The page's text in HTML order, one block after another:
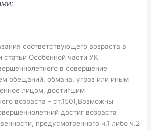
соответствующего возраста в
статьи Особенной части УК
в совершение
обещаний, обмана, угроз или иным
лицом, достигшим
возраста – ст.150),Возможны
достиг возраста
предусмотренного ч.1 либо ч.2